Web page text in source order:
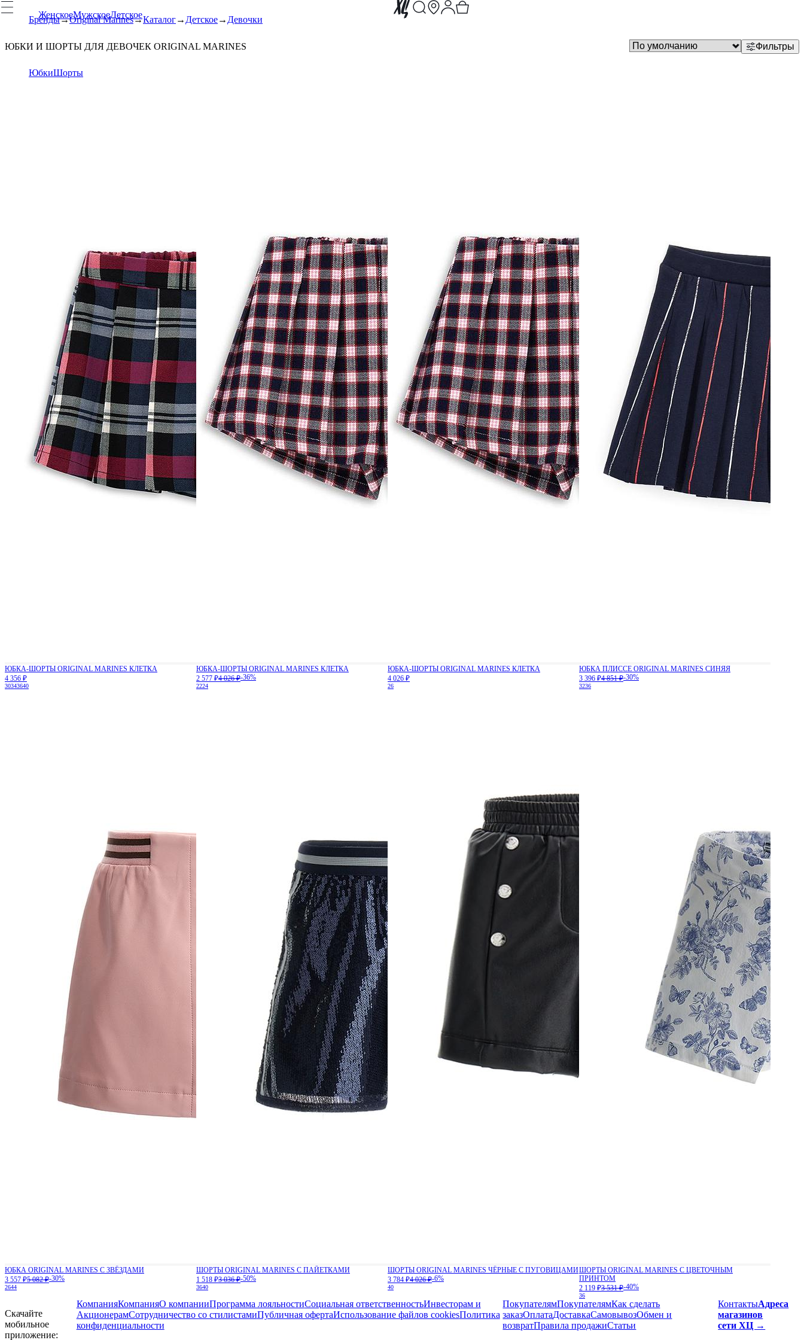
ЖенскоеМужскоеДетское
Бренды Original Marines Каталог Детское Девочки
ЮБКИ И ШОРТЫ ДЛЯ ДЕВОЧЕК ORIGINAL MARINES
ЮбкиШорты
Фильтры
ЮБКА-ШОРТЫ ORIGINAL MARINES КЛЕТКА
4 356 ₽
30343640
ЮБКА-ШОРТЫ ORIGINAL MARINES КЛЕТКА
2 577 ₽4 026 ₽-36%
2224
ЮБКА-ШОРТЫ ORIGINAL MARINES КЛЕТКА
4 026 ₽
26
ЮБКА ПЛИССЕ ORIGINAL MARINES СИНЯЯ
3 396 ₽4 851 ₽-30%
3236
ЮБКА ORIGINAL MARINES С ЗВЁЗДАМИ
3 557 ₽5 082 ₽-30%
2644
ШОРТЫ ORIGINAL MARINES С ПАЙЕТКАМИ
1 518 ₽3 036 ₽-50%
3640
ШОРТЫ ORIGINAL MARINES ЧЁРНЫЕ С ПУГОВИЦАМИ
3 784 ₽4 026 ₽-6%
40
ШОРТЫ ORIGINAL MARINES С ЦВЕТОЧНЫМ
ПРИНТОМ
2 119 ₽3 531 ₽-40%
36
Скачайте
мобильное
приложение:
КомпанияКомпанияО компанииПрограмма лояльностиСоциальная ответственностьИнвесторам и
АкционерамСотрудничество со стилистамиПубличная офертаИспользование файлов cookiesПолитика
конфиденциальности
ПокупателямПокупателямКак сделать
заказОплатаДоставкаCамовывозОбмен и
возвратПравила продажиСтатьи
КонтактыАдреса
магазинов
сети ХЦ →